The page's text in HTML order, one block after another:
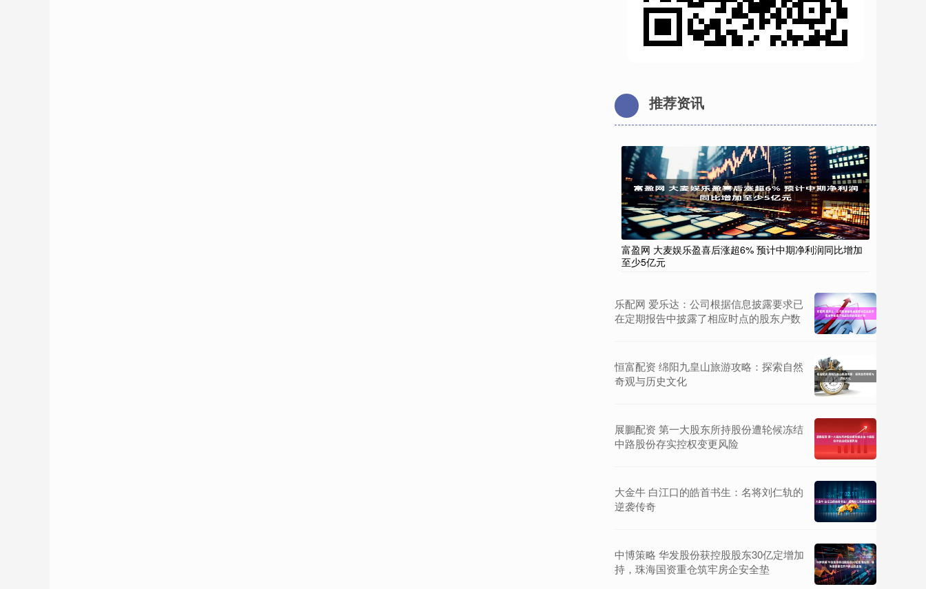
推荐资讯
富盈网 大麦娱乐盈喜后涨超6% 预计中期净利润同比增加
至少5亿元
乐配网 爱乐达：公司根据信息披露要求已
在定期报告中披露了相应时点的股东户数
恒富配资 绵阳九皇山旅游攻略：探索自然
奇观与历史文化
展鵬配资 第一大股东所持股份遭轮候冻结
中路股份存实控权变更风险
大金牛 白江口的皓首书生：名将刘仁轨的
逆袭传奇
中博策略 华发股份获控股股东30亿定增加
持，珠海国资重仓筑牢房企安全垫